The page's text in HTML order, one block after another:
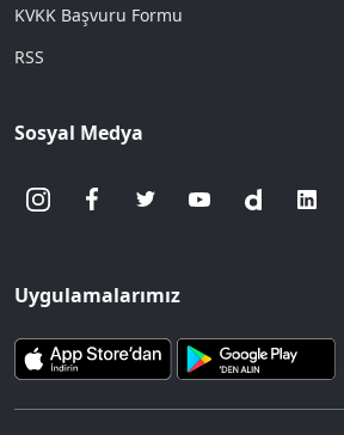
KVKK Başvuru Formu
RSS
Sosyal Medya
Uygulamalarımız